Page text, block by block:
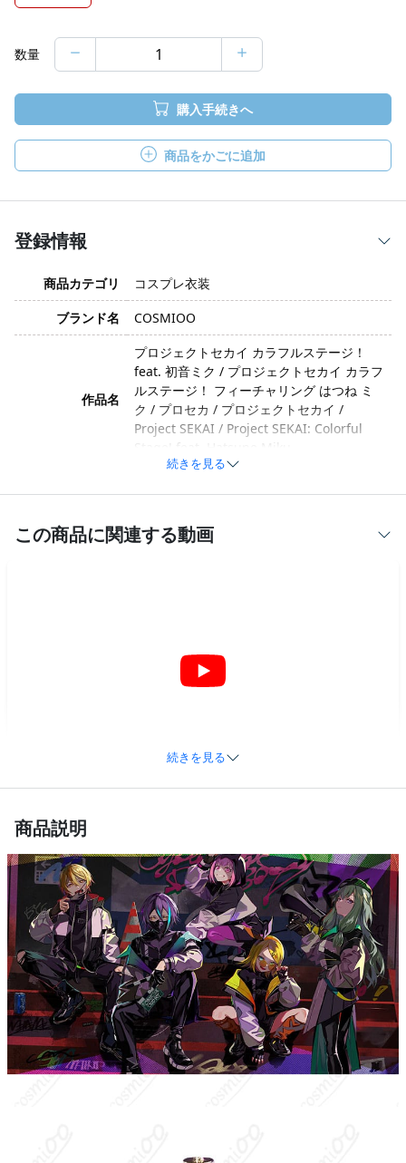
数量
購入手続きへ
商品をかごに追加
登録情報
商品カテゴリ
コスプレ衣装
ブランド名
COSMIOO
作品名
プロジェクトセカイ カラフルステージ！
feat. 初音ミク / プロジェクトセカイ カラフ
ルステージ！ フィーチャリング はつね ミ
ク / プロセカ / プロジェクトセカイ /
Project SEKAI / Project SEKAI: Colorful
Stage! feat. Hatsune Miku
キャラクター
ねちゃん / Nene / Nene Kusanagi / ワンダ
コート、インナー、タンクトップ、ズボ
発送予定
支払い方法
クレジットカード（VISA、Master、JCB、
Discover、AMERICAN EXPRESS）、
PayPal、銀行振込
着用シーン
コスプレイベント、写真撮影、舞台、公
演、ハロウィン、アニメコン、パーティー
収納方法
ハンガーに吊るす、収納ケースに入れる、
衣装袋に保管
商品状態
新品未使用
動するユニット「ワンダーランズ×ショウタイム」のメンバー。歌
続きを見る
この商品に関連する動画
【COSMIOO】
続きを見る
商品説明